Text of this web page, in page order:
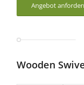
Angebot
Wooden